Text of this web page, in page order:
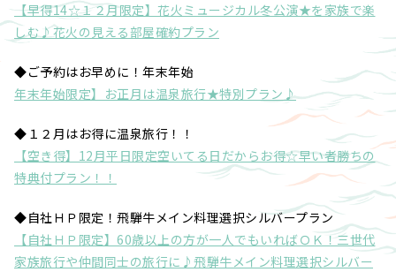
【早得14☆１２月限定】花火ミュージカル冬公演★を家族で楽
しむ♪花火の見える部屋確約プラン
◆ご予約はお早めに！年末年始
年末年始限定】お正月は温泉旅行★特別プラン♪
◆１２月はお得に温泉旅行！！
【空き得】12月平日限定空いてる日だからお得☆早い者勝ちの
特典付プラン！！
◆自社ＨＰ限定！飛騨牛メイン料理選択シルバープラン
【自社ＨＰ限定】60歳以上の方が一人でもいればＯＫ！三世代
家族旅行や仲間同士の旅行に♪飛騨牛メイン料理選択シルバー